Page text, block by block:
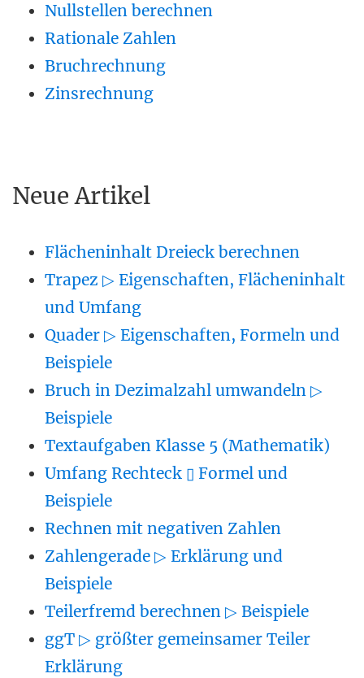
Nullstellen berechnen
Rationale Zahlen
Bruchrechnung
Zinsrechnung
Neue Artikel
Flächeninhalt Dreieck berechnen
Trapez ▷ Eigenschaften, Flächeninhalt
und Umfang
Quader ▷ Eigenschaften, Formeln und
Beispiele
Bruch in Dezimalzahl umwandeln ▷
Beispiele
Textaufgaben Klasse 5 (Mathematik)
Umfang Rechteck ▯ Formel und
Beispiele
Rechnen mit negativen Zahlen
Zahlengerade ▷ Erklärung und
Beispiele
Teilerfremd berechnen ▷ Beispiele
ggT ▷ größter gemeinsamer Teiler
Erklärung